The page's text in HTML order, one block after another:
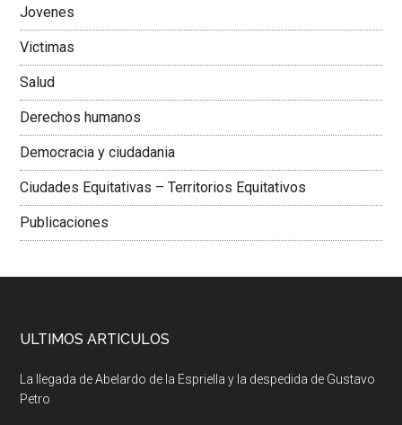
Jovenes
Victimas
Salud
Derechos humanos
Democracia y ciudadania
Ciudades Equitativas – Territorios Equitativos
Publicaciones
ULTIMOS ARTICULOS
La llegada de Abelardo de la Espriella y la despedida de Gustavo
Petro